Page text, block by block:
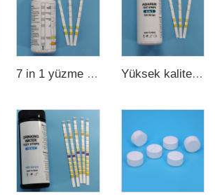
7 in 1 yüzme havuzu suyu test şeridi Yüksek kaliteli akvaryum test şeridi 6 in 1 balık havuzu